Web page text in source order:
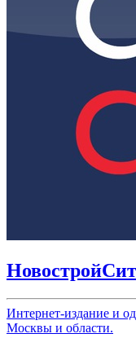
Интернет-издание и
Москвы и области.